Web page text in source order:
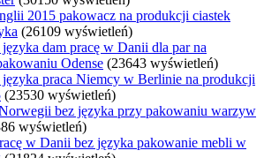
2015 pakowacz na produkcji ciastek
(26109 wyświetleń)
dam pracę w Danii dla par na
Odense (23643 wyświetleń)
praca Niemcy w Berlinie na produkcji
(23530 wyświetleń)
bez języka przy pakowaniu warzyw
wyświetleń)
w Danii bez języka pakowanie mebli w